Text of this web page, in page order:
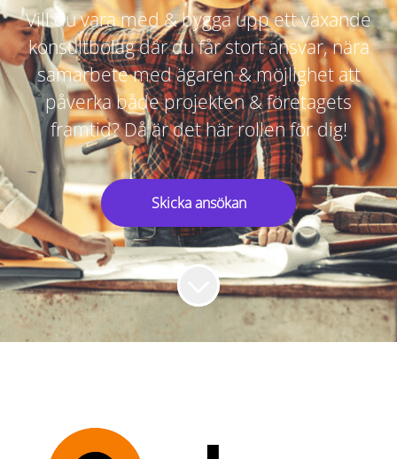
Vill du vara med & bygga upp ett växande
konsultbolag där du får stort ansvar, nära
samarbete med ägaren & möjlighet att
påverka både projekten & företagets
framtid? Då är det här rollen för dig!
Skicka ansökan